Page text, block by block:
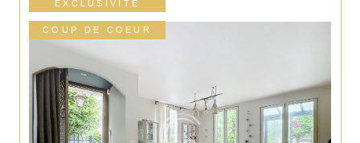
EXCLUSIVITÉ
COUP DE COEUR